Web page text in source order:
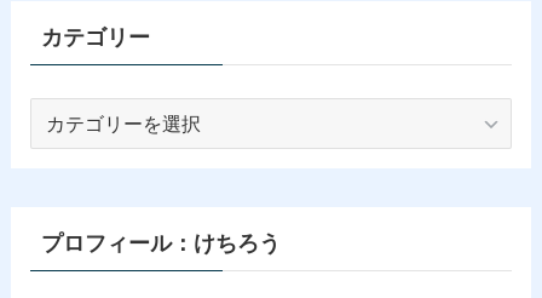
カテゴリー
ープロフィール：けちろう